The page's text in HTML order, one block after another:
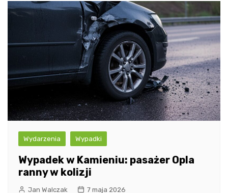
Wydarzenia Wypadki
Wypadek w Kamieniu: pasażer Opla
ranny w kolizji
Jan Walczak 7 maja 2026